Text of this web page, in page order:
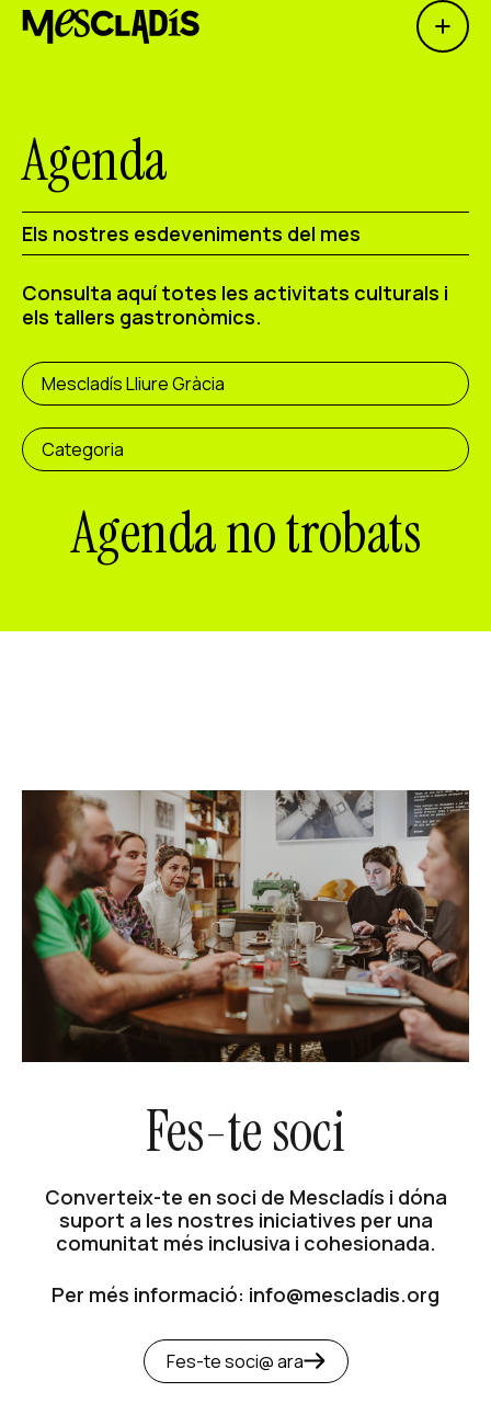
Open
Productora social
Productora d'ocupació
Productora de coneixement
Productora cultural
Agenda
Els nostres tallers
Blog
Contacte
Agenda
Els nostres esdeveniments del mes
Consulta aquí totes les activitats culturals i
els tallers gastronòmics.
Mescladís Lliure Gràcia
Categoria
Agenda no trobats
Fes-te soci
Converteix-te en soci de Mescladís i dóna
suport a les nostres iniciatives per una
comunitat més inclusiva i cohesionada.
Per més informació: info@mescladis.org
Fes-te soci@ ara